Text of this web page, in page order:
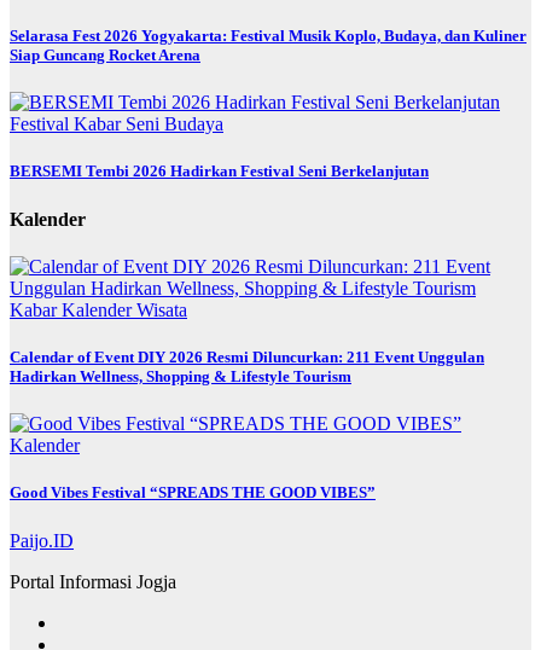
Selarasa Fest 2026 Yogyakarta: Festival Musik Koplo, Budaya, dan Kuliner
Siap Guncang Rocket Arena
Festival Kabar Seni Budaya
BERSEMI Tembi 2026 Hadirkan Festival Seni Berkelanjutan
Kalender
KabarKalenderWisata
Calendar of Event DIY 2026 Resmi Diluncurkan: 211 Event Unggulan
Hadirkan Wellness, Shopping & Lifestyle Tourism
Kalender
Good Vibes Festival “SPREADS THE GOOD VIBES”
Paijo.ID
Portal Informasi Jogja